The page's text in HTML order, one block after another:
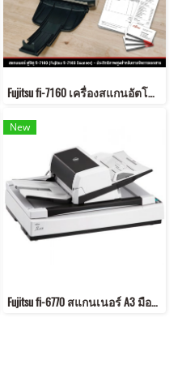
Fujitsu fi-7160 เครื่องสแกนอัตโนมัติ มือสอง สแกน 120 หน้า/นาที
New
Fujitsu fi-6770 สแกนเนอร์ A3 มือสอง